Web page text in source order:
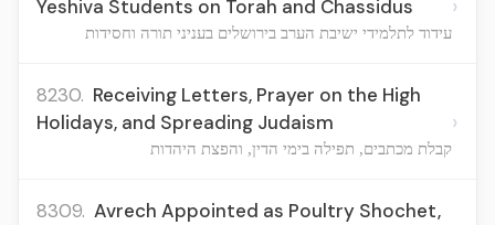
Yeshiva Students on Torah and Chassidus
עידוד לתלמידי ישיבת הערב בירושלים בעניני תורה וחסידות
8230. Receiving Letters, Prayer on the High
Holidays, and Spreading Judaism
קבלת מכתבים, תפילה בימי הדין, והפצת היהדות
›
8309. Avrech Appointed as Poultry Shochet,